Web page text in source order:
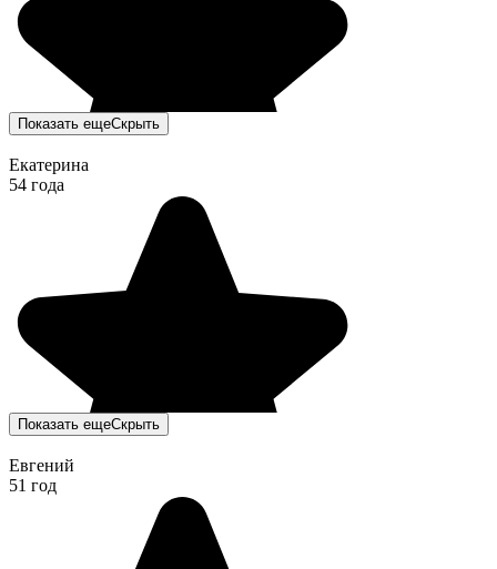
Показать ещеСкрыть
Екатерина
54 года
Показать ещеСкрыть
Евгений
51 год